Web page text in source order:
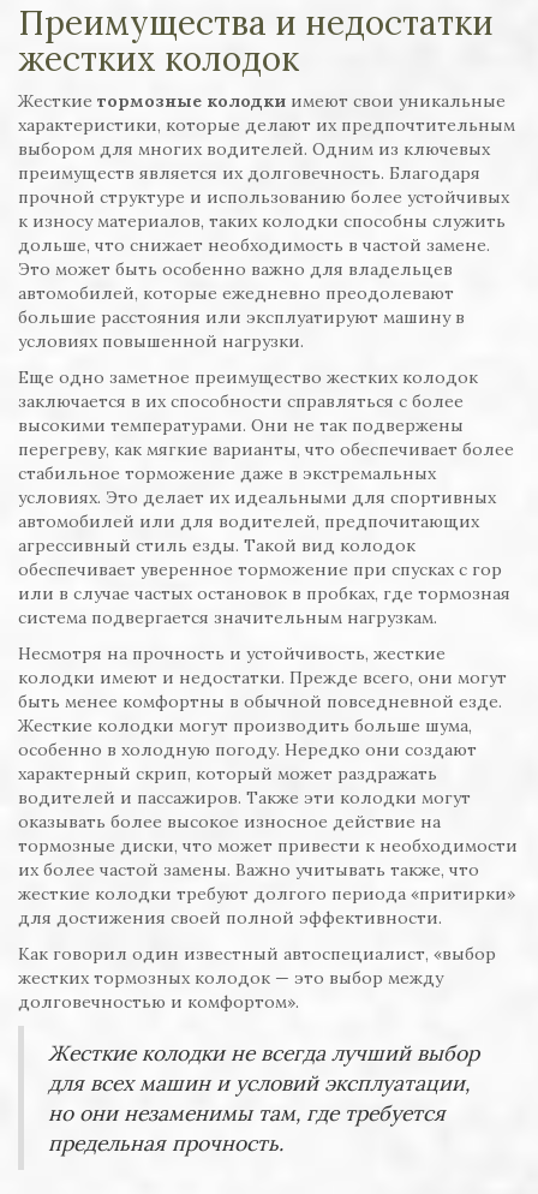
Преимущества и недостатки
жестких колодок
Жесткие тормозные колодки имеют свои уникальные
характеристики, которые делают их предпочтительным
выбором для многих водителей. Одним из ключевых
преимуществ является их долговечность. Благодаря
прочной структуре и использованию более устойчивых
к износу материалов, таких колодки способны служить
дольше, что снижает необходимость в частой замене.
Это может быть особенно важно для владельцев
автомобилей, которые ежедневно преодолевают
большие расстояния или эксплуатируют машину в
условиях повышенной нагрузки.
Еще одно заметное преимущество жестких колодок
заключается в их способности справляться с более
высокими температурами. Они не так подвержены
перегреву, как мягкие варианты, что обеспечивает более
стабильное торможение даже в экстремальных
условиях. Это делает их идеальными для спортивных
автомобилей или для водителей, предпочитающих
агрессивный стиль езды. Такой вид колодок
обеспечивает уверенное торможение при спусках с гор
или в случае частых остановок в пробках, где тормозная
система подвергается значительным нагрузкам.
Несмотря на прочность и устойчивость, жесткие
колодки имеют и недостатки. Прежде всего, они могут
быть менее комфортны в обычной повседневной езде.
Жесткие колодки могут производить больше шума,
особенно в холодную погоду. Нередко они создают
характерный скрип, который может раздражать
водителей и пассажиров. Также эти колодки могут
оказывать более высокое износное действие на
тормозные диски, что может привести к необходимости
их более частой замены. Важно учитывать также, что
жесткие колодки требуют долгого периода «притирки»
для достижения своей полной эффективности.
Как говорил один известный автоспециалист, «выбор
жестких тормозных колодок — это выбор между
долговечностью и комфортом».
Жесткие колодки не всегда лучший выбор
для всех машин и условий эксплуатации,
но они незаменимы там, где требуется
предельная прочность.